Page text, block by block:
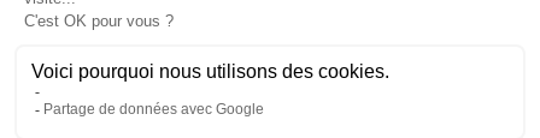
© 2025 - ASSAINIPOMPES By SANOV